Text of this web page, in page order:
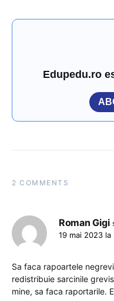
Edupedu.ro
2 COMMENTS
Roman Gigi
19 mai 2023 la
Sa faca rapoartele
redistribuie sarcinile
mine, sa faca raportarile.